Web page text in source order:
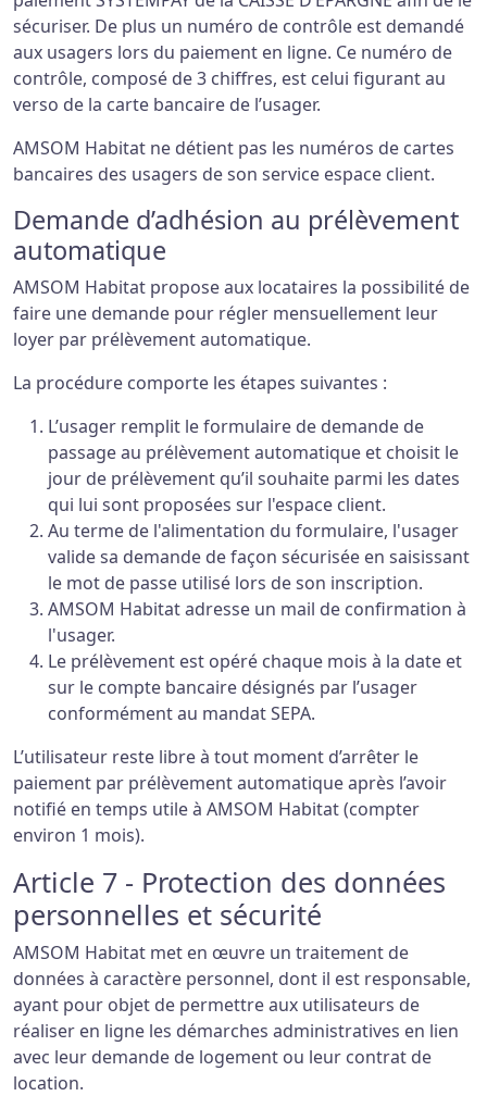
sécuriser. De plus un numéro de contrôle est demandé
aux usagers lors du paiement en ligne. Ce numéro de
contrôle, composé de 3 chiffres, est celui figurant au
verso de la carte bancaire de l’usager.
AMSOM Habitat ne détient pas les numéros de cartes
bancaires des usagers de son service espace client.
Demande d’adhésion au prélèvement
automatique
AMSOM Habitat propose aux locataires la possibilité de
faire une demande pour régler mensuellement leur
loyer par prélèvement automatique.
La procédure comporte les étapes suivantes :
L’usager remplit le formulaire de demande de
passage au prélèvement automatique et choisit le
jour de prélèvement qu’il souhaite parmi les dates
qui lui sont proposées sur l'espace client.
Au terme de l'alimentation du formulaire, l'usager
valide sa demande de façon sécurisée en saisissant
le mot de passe utilisé lors de son inscription.
AMSOM Habitat adresse un mail de confirmation à
l'usager.
Le prélèvement est opéré chaque mois à la date et
sur le compte bancaire désignés par l’usager
conformément au mandat SEPA.
L’utilisateur reste libre à tout moment d’arrêter le
paiement par prélèvement automatique après l’avoir
notifié en temps utile à AMSOM Habitat (compter
environ 1 mois).
Article 7 - Protection des données
personnelles et sécurité
AMSOM Habitat met en œuvre un traitement de
données à caractère personnel, dont il est responsable,
ayant pour objet de permettre aux utilisateurs de
réaliser en ligne les démarches administratives en lien
avec leur demande de logement ou leur contrat de
location.